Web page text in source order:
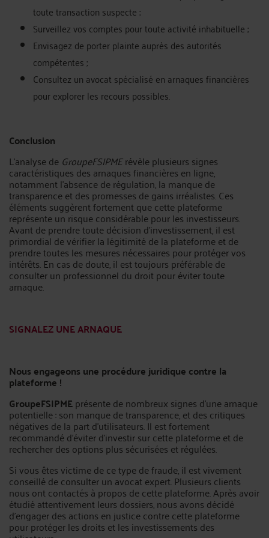
toute transaction suspecte ;
Surveillez vos comptes pour toute activité inhabituelle ;
Envisagez de porter plainte auprès des autorités
compétentes ;
Consultez un avocat spécialisé en arnaques financières
pour explorer les recours possibles.
Conclusion
L'analyse de GroupeFSIPMErévèle plusieurs signes
caractéristiques des arnaques financières en ligne,
notamment l'absence de régulation, la manque de
transparence et des promesses de gains irréalistes. Ces
éléments suggèrent fortement que cette plateforme
représente un risque considérable pour les investisseurs.
Avant de prendre toute décision d’investissement, il est
primordial de vérifier la légitimité de la plateforme et de
prendre toutes les mesures nécessaires pour protéger vos
intérêts. En cas de doute, il est toujours préférable de
consulter un professionnel du droit pour éviter toute
arnaque.
SIGNALEZ UNE ARNAQUE
Nous engageons une procédure juridique contre la
plateforme !
GroupeFSIPMEprésente de nombreux signes d’une arnaque
potentielle : son manque de transparence, et des critiques
négatives de la part d’utilisateurs. Il est fortement
recommandé d’éviter d’investir sur cette plateforme et de
rechercher des options plus sécurisées et régulées.
Si vous êtes victime de ce type de fraude, il est vivement
conseillé de consulter un avocat expert. Plusieurs clients
nous ont contactés à propos de cette plateforme. Après avoir
étudié attentivement leurs dossiers, nous avons décidé
d’engager des actions en justice contre cette plateforme
pour protéger les droits et les investissements des